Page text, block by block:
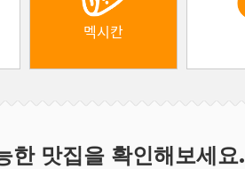
멕시칸
한 맛집을 확인해보세요.